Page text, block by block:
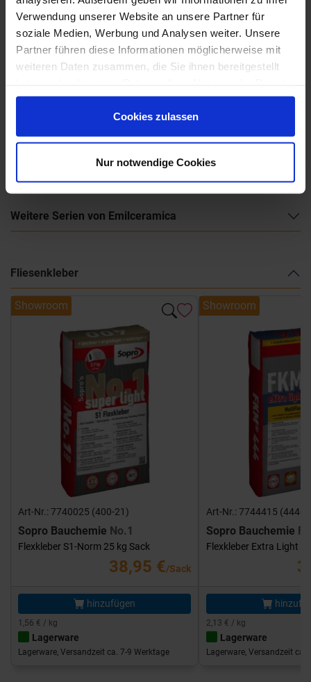
Verwendung unserer Website an unsere Partner für
soziale Medien, Werbung und Analysen weiter. Unsere
Partner führen diese Informationen möglicherweise mit
weiteren Daten zusammen, die Sie ihnen bereitgestellt
gesammelt haben.
Cookies zulassen
Nur notwendige Cookies
Weitere Serien von Emilceramica
Fliesenkleber
Showroom
Art-Nr.: 7740025 (400-21)
Sopro Bauchemie No.1
Flexkleber S1-Norm 25 kg Sack
38,95 €/Sack
hinzufügen
1,56 € / kg
Lagerware
Lagerware, Versandzeit ca. 7-9 Werktage
Showroom
Art-Nr.: 7744415 (444-
Sopro Bauchemie
Flexkleber Extra Light
2,13 € / kg
Lagerware
Lagerware, Versandzeit ca.